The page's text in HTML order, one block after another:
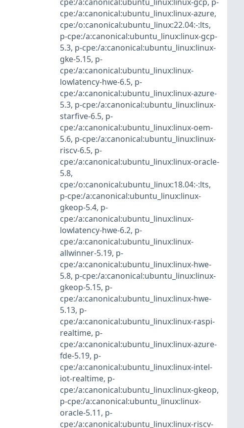
cpe:/a:canonical:ubuntu_linux:linux-azure,
cpe:/o:canonical:ubuntu_linux:22.04:-:lts,
p-cpe:/a:canonical:ubuntu_linux:linux-gcp-
5.3, p-cpe:/a:canonical:ubuntu_linux:linux-
gke-5.15, p-
cpe:/a:canonical:ubuntu_linux:linux-
lowlatency-hwe-6.5, p-
cpe:/a:canonical:ubuntu_linux:linux-azure-
5.3, p-cpe:/a:canonical:ubuntu_linux:linux-
starfive-6.5, p-
cpe:/a:canonical:ubuntu_linux:linux-oem-
5.6, p-cpe:/a:canonical:ubuntu_linux:linux-
riscv-6.5, p-
cpe:/a:canonical:ubuntu_linux:linux-oracle-
5.8,
cpe:/o:canonical:ubuntu_linux:18.04:-:lts,
p-cpe:/a:canonical:ubuntu_linux:linux-
gkeop-5.4, p-
cpe:/a:canonical:ubuntu_linux:linux-
lowlatency-hwe-6.2, p-
cpe:/a:canonical:ubuntu_linux:linux-
allwinner-5.19, p-
cpe:/a:canonical:ubuntu_linux:linux-hwe-
5.8, p-cpe:/a:canonical:ubuntu_linux:linux-
gkeop-5.15, p-
cpe:/a:canonical:ubuntu_linux:linux-hwe-
5.13, p-
cpe:/a:canonical:ubuntu_linux:linux-raspi-
realtime, p-
cpe:/a:canonical:ubuntu_linux:linux-azure-
fde-5.19, p-
cpe:/a:canonical:ubuntu_linux:linux-intel-
iot-realtime, p-
cpe:/a:canonical:ubuntu_linux:linux-gkeop,
p-cpe:/a:canonical:ubuntu_linux:linux-
oracle-5.11, p-
cpe:/a:canonical:ubuntu_linux:linux-riscv-